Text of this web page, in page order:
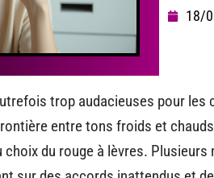
18/
trop audacieuses pour les
entre tons froids et
du rouge à lèvres.